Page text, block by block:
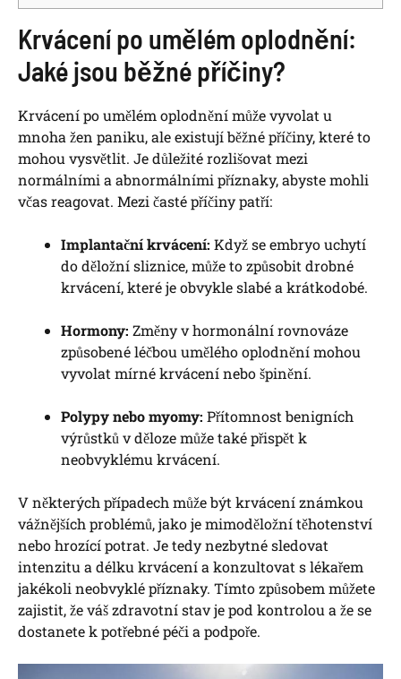
Krvácení po umělém oplodnění:
Jaké jsou běžné příčiny?
Krvácení po umělém oplodnění může vyvolat u
mnoha žen paniku, ale existují běžné příčiny, které to
mohou vysvětlit. Je důležité rozlišovat mezi
normálními a abnormálními příznaky, abyste mohli
včas reagovat. Mezi časté příčiny patří:
Implantační krvácení: Když se embryo uchytí
do děložní sliznice, může to způsobit drobné
krvácení, které je obvykle slabé a krátkodobé.
Hormony: Změny v hormonální rovnováze
způsobené léčbou umělého oplodnění mohou
vyvolat mírné krvácení nebo špinění.
Polypy nebo myomy: Přítomnost benigních
výrůstků v děloze může také přispět k
neobvyklému krvácení.
V některých případech může být krvácení známkou
vážnějších problémů, jako je mimoděložní těhotenství
nebo hrozící potrat. Je tedy nezbytné sledovat
intenzitu a délku krvácení a konzultovat s lékařem
jakékoli neobvyklé příznaky. Tímto způsobem můžete
zajistit, že váš zdravotní stav je pod kontrolou a že se
dostanete k potřebné péči a podpoře.